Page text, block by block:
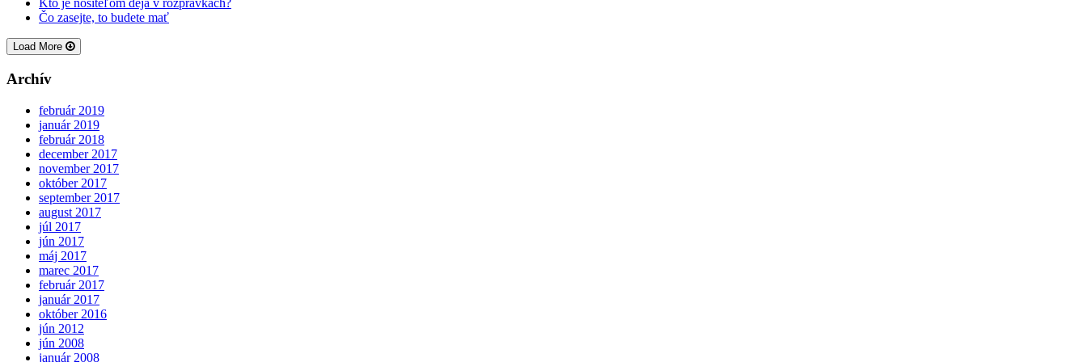
Kto je nositeľom deja v rozprávkach?
Čo zasejte, to budete mať
Load More
Archív
február 2019
január 2019
február 2018
december 2017
november 2017
október 2017
september 2017
august 2017
júl 2017
jún 2017
máj 2017
marec 2017
február 2017
január 2017
október 2016
jún 2012
jún 2008
január 2008